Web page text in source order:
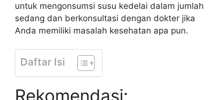
untuk mengonsumsi susu kedelai dalam jumlah
sedang dan berkonsultasi dengan dokter jika
Anda memiliki masalah kesehatan apa pun.
Daftar Isi
Rekomendasi: